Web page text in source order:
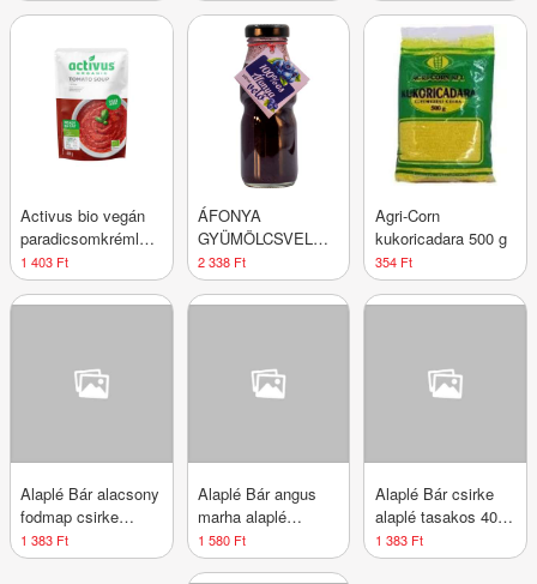
Activus bio vegán
paradicsomkrémleves
400 g
1 403 Ft
ÁFONYA
GYÜMÖLCSVELŐ
200ML DRS
2 338 Ft
Agri-Corn
kukoricadara 500 g
354 Ft
Alaplé Bár alacsony
fodmap csirke
alaplé tas.400ml
1 383 Ft
Alaplé Bár angus
marha alaplé
tasakos 400 ml
1 580 Ft
Alaplé Bár csirke
alaplé tasakos 400
ml
1 383 Ft